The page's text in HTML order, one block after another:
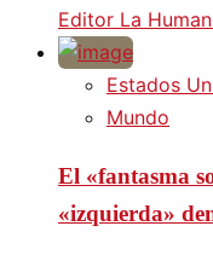
Editor La
Estados
Mundo
El «fantasma
«izquierda»